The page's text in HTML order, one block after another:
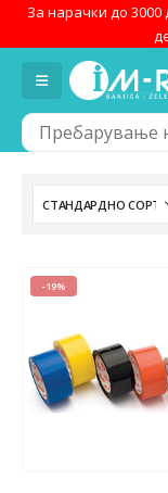
За нарачки до 3000
-19%